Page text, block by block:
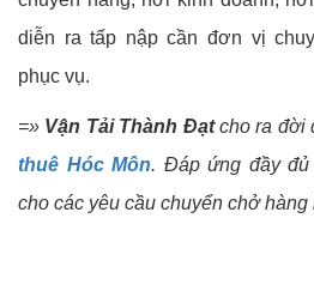
diễn ra tấp nập cần đơn vị
phục vụ.
=» Vận Tải Thành Đạtcho ra đời
thuê Hóc Môn. Đáp ứng đầy đủ
cho các yêu cầu chuyển chở